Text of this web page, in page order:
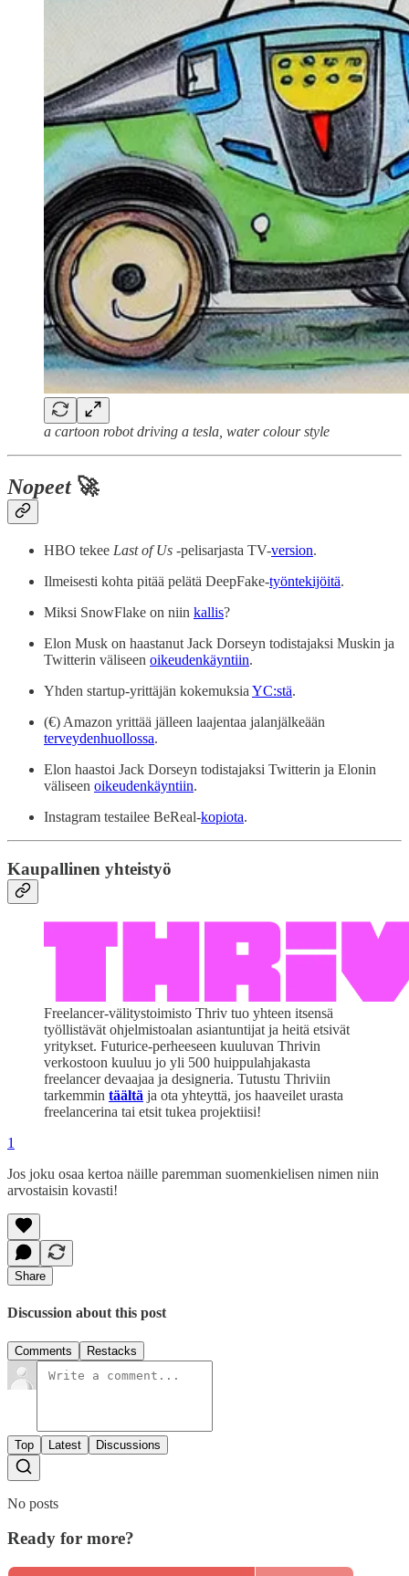
a cartoon robot driving a tesla, water colour style
Nopeet🚀
HBO tekee Last of Us -pelisarjasta TV-version.
Ilmeisesti kohta pitää pelätä DeepFake-työntekijöitä.
Miksi SnowFlake on niin kallis?
Elon Musk on haastanut Jack Dorseyn todistajaksi Muskin ja
Twitterin väliseen oikeudenkäyntiin.
Yhden startup-yrittäjän kokemuksia YC:stä.
(€) Amazon yrittää jälleen laajentaa jalanjälkeään
terveydenhuollossa.
Elon haastoi Jack Dorseyn todistajaksi Twitterin ja Elonin
väliseen oikeudenkäyntiin.
Instagram testailee BeReal-kopiota.
Kaupallinen yhteistyö
Freelancer-välitystoimisto Thriv tuo yhteen itsensä
työllistävät ohjelmistoalan asiantuntijat ja heitä etsivät
yritykset. Futurice-perheeseen kuuluvan Thrivin
verkostoon kuuluu jo yli 500 huippulahjakasta
freelancer devaajaa ja designeria. Tutustu Thriviin
tarkemmin täältä ja ota yhteyttä, jos haaveilet urasta
freelancerina tai etsit tukea projektiisi!
1
Jos joku osaa kertoa näille paremman suomenkielisen nimen niin
arvostaisin kovasti!
Share
Discussion about this post
Comments Restacks
Top Latest Discussions
No posts
Ready for more?